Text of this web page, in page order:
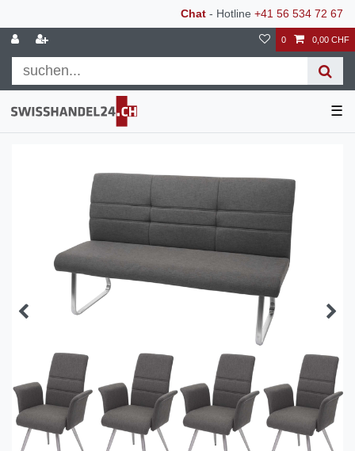
Chat - Hotline +41 56 534 72 67
0 0,00 CHF
☰